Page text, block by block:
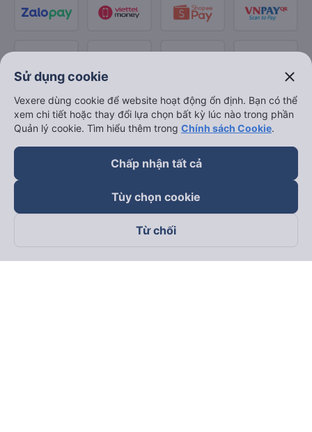
Theo dõi chúng tôi trên
Sử dụng cookie close
Vexere dùng cookie để website hoạt động ổn định. Bạn có thể
xem chi tiết hoặc thay đổi lựa chọn bất kỳ lúc nào trong phần
Quản lý cookie. Tìm hiểu thêm trong Chính sách Cookie.
Chấp nhận tất cả
Tùy chọn cookie
Từ chối